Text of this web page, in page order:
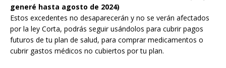
generé hasta agosto de 2024)
Estos excedentes no desaparecerán y no se verán afectados
por la ley Corta, podrás seguir usándolos para cubrir pagos
futuros de tu plan de salud, para comprar medicamentos o
cubrir gastos médicos no cubiertos por tu plan.